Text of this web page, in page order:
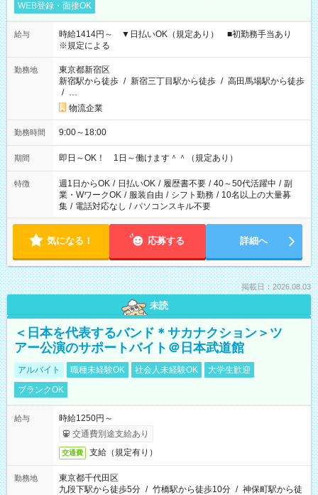
WEB登録・面接OK
給与
時給1414円～ ▼日払いOK（規定あり） ■初勤務手当あり
※規定による
勤務地
東京都新宿区
新宿駅から徒歩 / 新宿三丁目駅から徒歩 / 高田馬場駅から徒歩
/ …
物流企業
勤務時間 9:00～18:00
期間 即日～OK！ 1日～働けます＾＾（規定あり）
特徴 週1日からOK / 日払いOK / 履歴書不要 / 40～50代活躍中 / 副
業・WワークOK / 服装自由 / シフト勤務 / 10名以上の大量募
集 / 電話対応なし / パソコンスキル不要
気になる！ 応募する 詳細へ
掲載日：2026.08.03
未読
＜日本を代表するバンド＊サカナクション＞ツ
アー公演のサポートバイト＠日本武道館
アルバイト 職種未経験OK 社会人未経験OK
大学生歓迎
ブランクOK
給与
時給1250円～
交通費別途支給あり
交通費 支給（規定有り）
勤務地
東京都千代田区
九段下駅から徒歩5分 / 竹橋駅から徒歩10分 / 神保町駅から徒